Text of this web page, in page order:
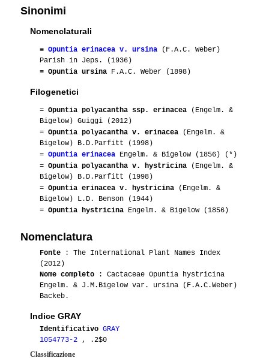
Sinonimi
Nomenclaturali
≡ Opuntia erinacea v. ursina (F.A.C. Weber)
Parish in Jeps. (1936)
≡ Opuntia ursina F.A.C. Weber (1898)
Filogenetici
= Opuntia polyacantha ssp. erinacea (Engelm. &
Bigelow) Guiggi (2012)
= Opuntia polyacantha v. erinacea (Engelm. &
Bigelow) B.D.Parfitt (1998)
= Opuntia erinacea Engelm. & Bigelow (1856) (*)
= Opuntia polyacantha v. hystricina (Engelm. &
Bigelow) B.D.Parfitt (1998)
= Opuntia erinacea v. hystricina (Engelm. &
Bigelow) L.D. Benson (1944)
= Opuntia hystricina Engelm. & Bigelow (1856)
Nomenclatura
Fonte : The International Plant Names Index
(2012)
Nome completo : Cactaceae Opuntia hystricina
Engelm. & J.M.Bigelow var. ursina (F.A.C.Weber)
Backeb.
Indice GRAY
Identificativo GRAY
1054773-2 , .2$0
Classificazione